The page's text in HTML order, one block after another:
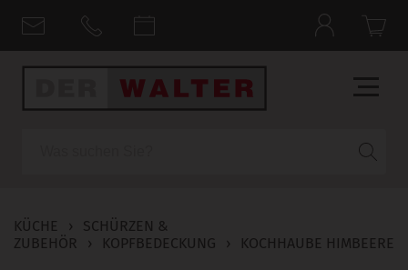
KÜCHE ›
SCHÜRZEN &
ZUBEHÖR
› KOPFBEDECKUNG › KOCHHAUBE HIMBEERE